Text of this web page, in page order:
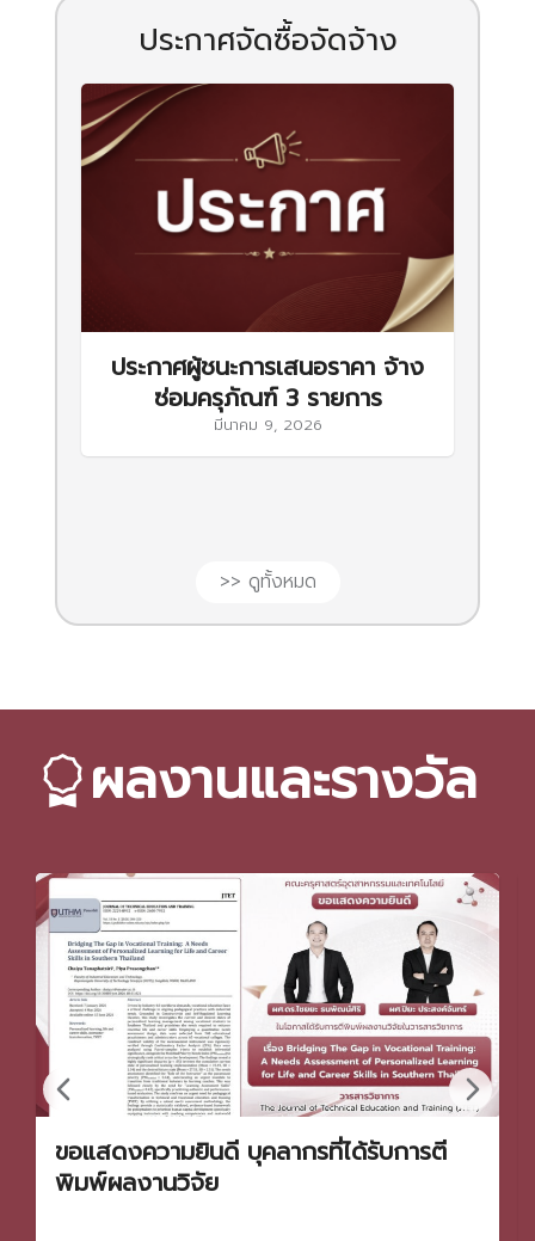
ประกาศจัดซื้อจัดจ้าง
ประกาศผู้ชนะการเสนอราคา จ้าง
ซ่อมครุภัณฑ์ 3 รายการ
มีนาคม 9, 2026
>> ดูทั้งหมด
ผลงานและรางวัล
ขอแสดงความยินดี บุคลากรที่ได้รับการตี
พิมพ์ผลงานวิจัย